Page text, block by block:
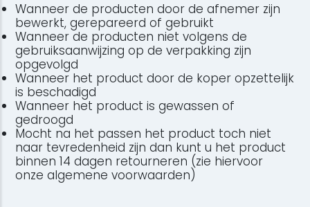
Wanneer de producten door de afnemer zijn
bewerkt, gerepareerd of gebruikt
Wanneer de producten niet volgens de
gebruiksaanwijzing op de verpakking zijn
opgevolgd
Wanneer het product door de koper opzettelijk
is beschadigd
Wanneer het product is gewassen of
gedroogd
Mocht na het passen het product toch niet
naar tevredenheid zijn dan kunt u het product
binnen 14 dagen retourneren (zie hiervoor
onze algemene voorwaarden)